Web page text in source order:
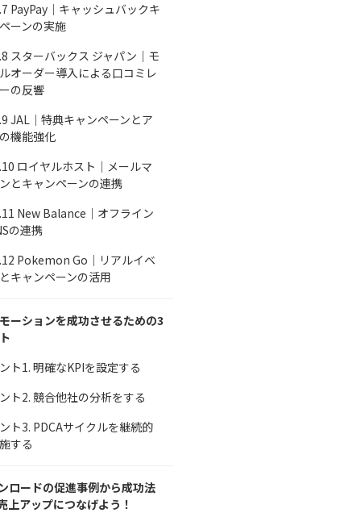
PayPay｜キャッシュバックキ
ーンの実施
スターバックス ジャパン｜モ
オーダー導入による口コミレ
の反響
JAL｜特典キャンペーンとア
機能強化
ロイヤルホスト｜メールマ
とキャンペーンの連携
New Balance｜オフライン
の連携
Pokemon Go｜リアルイベ
キャンペーンの活用
ーションを成功させるための3
ト1. 明確なKPIを設定する
ト2. 競合他社の分析をする
ト3. PDCAサイクルを継続的
する
ロードの促進事例から成功法
上アップにつなげよう！